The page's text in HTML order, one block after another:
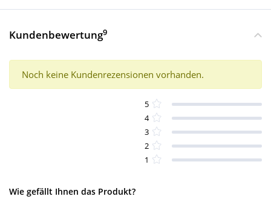
Kundenbewertung9
Noch keine Kundenrezensionen vorhanden.
5
4
3
2
1
Wie gefällt Ihnen das Produkt?